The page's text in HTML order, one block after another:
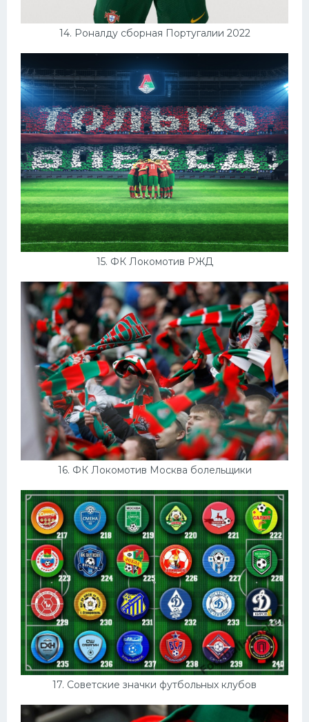
14. Роналду сборная Португалии 2022
15. ФК Локомотив РЖД
16. ФК Локомотив Москва болельщики
17. Советские значки футбольных клубов